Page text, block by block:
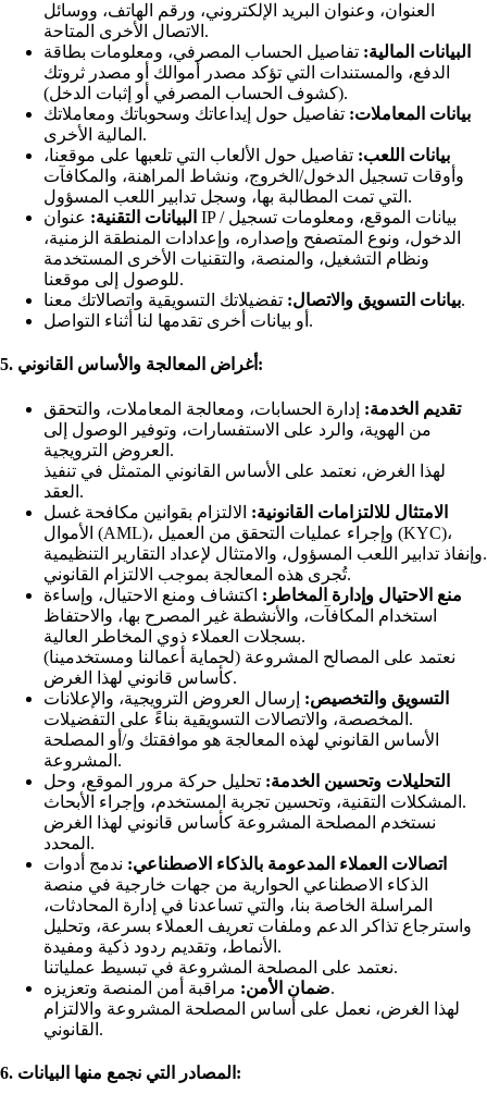
العنوان، وعنوان البريد الإلكتروني، ورقم الهاتف، ووسائل
الاتصال الأخرى المتاحة.
البيانات المالية: تفاصيل الحساب المصرفي، ومعلومات بطاقة
الدفع، والمستندات التي تؤكد مصدر أموالك أو مصدر ثروتك
(كشوف الحساب المصرفي أو إثبات الدخل).
بيانات المعاملات: تفاصيل حول إيداعاتك وسحوباتك ومعاملاتك
المالية الأخرى.
بيانات اللعب: تفاصيل حول الألعاب التي تلعبها على موقعنا،
وأوقات تسجيل الدخول/الخروج، ونشاط المراهنة، والمكافآت
التي تمت المطالبة بها، وسجل تدابير اللعب المسؤول.
البيانات التقنية: عنوان IP / بيانات الموقع، ومعلومات تسجيل
الدخول، ونوع المتصفح وإصداره، وإعدادات المنطقة الزمنية،
ونظام التشغيل، والمنصة، والتقنيات الأخرى المستخدمة
للوصول إلى موقعنا.
بيانات التسويق والاتصال:تفضيلاتك التسويقية واتصالاتك معنا.
أو بيانات أخرى تقدمها لنا أثناء التواصل.
5. أغراض المعالجة والأساس القانوني:
تقديم الخدمة: إدارة الحسابات، ومعالجة المعاملات، والتحقق
من الهوية، والرد على الاستفسارات، وتوفير الوصول إلى
العروض الترويجية.
لهذا الغرض، نعتمد على الأساس القانوني المتمثل في تنفيذ
العقد.
الامتثال للالتزامات القانونية: الالتزام بقوانين مكافحة غسل
الأموال (AML)، وإجراء عمليات التحقق من العميل (KYC)،
وإنفاذ تدابير اللعب المسؤول، والامتثال لإعداد التقارير التنظيمية.
تُجرى هذه المعالجة بموجب الالتزام القانوني.
منع الاحتيال وإدارة المخاطر: اكتشاف ومنع الاحتيال، وإساءة
استخدام المكافآت، والأنشطة غير المصرح بها، والاحتفاظ
بسجلات العملاء ذوي المخاطر العالية.
نعتمد على المصالح المشروعة (لحماية أعمالنا ومستخدمينا)
كأساس قانوني لهذا الغرض.
التسويق والتخصيص: إرسال العروض الترويجية، والإعلانات
المخصصة، والاتصالات التسويقية بناءً على التفضيلات.
الأساس القانوني لهذه المعالجة هو موافقتك و/أو المصلحة
المشروعة.
التحليلات وتحسين الخدمة: تحليل حركة مرور الموقع، وحل
المشكلات التقنية، وتحسين تجربة المستخدم، وإجراء الأبحاث.
نستخدم المصلحة المشروعة كأساس قانوني لهذا الغرض
المحدد.
اتصالات العملاء المدعومة بالذكاء الاصطناعي: ندمج أدوات
الذكاء الاصطناعي الحوارية من جهات خارجية في منصة
المراسلة الخاصة بنا، والتي تساعدنا في إدارة المحادثات،
واسترجاع تذاكر الدعم وملفات تعريف العملاء بسرعة، وتحليل
الأنماط، وتقديم ردود ذكية ومفيدة.
نعتمد على المصلحة المشروعة في تبسيط عملياتنا.
ضمان الأمن:مراقبة أمن المنصة وتعزيزه.
لهذا الغرض، نعمل على أساس المصلحة المشروعة والالتزام
القانوني.
6. المصادر التي نجمع منها البيانات: